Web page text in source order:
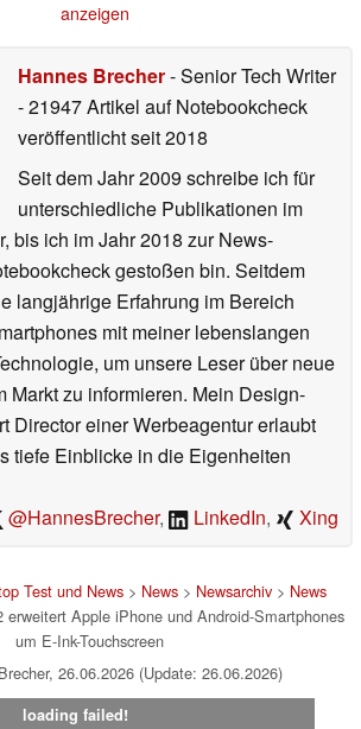
anzeigen
Hannes Brecher- Senior Tech Writer
- 21947 Artikel auf Notebookcheck
veröffentlichtseit 2018
Seit dem Jahr 2009 schreibe ich für
unterschiedliche Publikationen im
bis ich im Jahr 2018 zur News-
gestoßen bin. Seitdem
langjährige Erfahrung im Bereich
mit meiner lebenslangen
um unsere Leser über neue
Markt zu informieren. Mein Design-
Director einer Werbeagentur erlaubt
tiefe Einblicke in die Eigenheiten
@HannesBrecher, LinkedIn, Xing
Test und News> News> Newsarchiv> News
Apple iPhone und Android-Smartphones
um E-Ink-Touchscreen
26.06.2026 (Update: 26.06.2026)
loading failed!